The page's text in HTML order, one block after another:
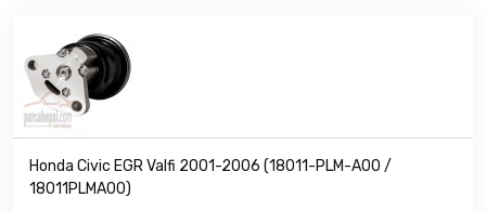
Honda Civic EGR Valfi 2001-2006 (18011-PLM-A00 /
18011PLMA00)